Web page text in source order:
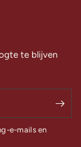
te blijven
e-mails en